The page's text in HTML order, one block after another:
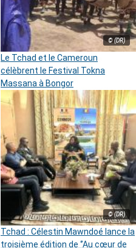
© (DR)
Le Tchad et le Cameroun
célèbrent le Festival Tokna
Massana à Bongor
© (DR)
Tchad : Célestin Mawndoé lance la
troisième édition de ‘’Au cœur de